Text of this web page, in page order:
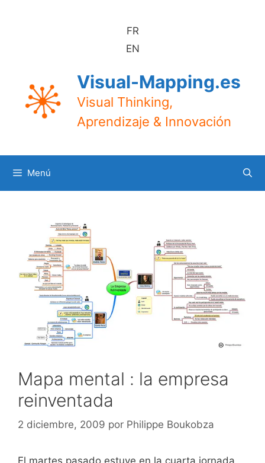
FR
EN
Visual-Mapping.es
Visual Thinking,
Aprendizaje & Innovación
Menú
Mapa mental : la empresa
reinventada
2 diciembre, 2009 por Philippe Boukobza